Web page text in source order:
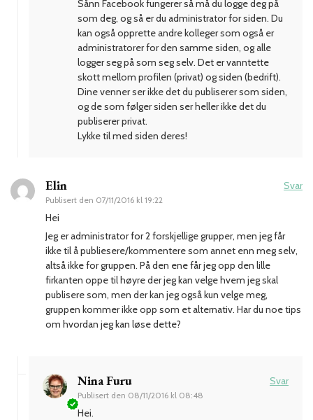
Sånn Facebook fungerer så må du logge deg på
som deg, og så er du administrator for siden. Du
kan også opprette andre kolleger som også er
administratorer for den samme siden, og alle
logger seg på som seg selv. Det er vanntette
skott mellom profilen (privat) og siden (bedrift).
Dine venner ser ikke det du publiserer som siden,
og de som følger siden ser heller ikke det du
publiserer privat.
Lykke til med siden deres!
Elin
Publisert den 07/11/2016 kl 19:22
Svar
Hei
Jeg er administrator for 2 forskjellige grupper, men jeg får
ikke til å publiesere/kommentere som annet enn meg selv,
altså ikke for gruppen. På den ene får jeg opp den lille
firkanten oppe til høyre der jeg kan velge hvem jeg skal
publisere som, men der kan jeg også kun velge meg,
gruppen kommer ikke opp som et alternativ. Har du noe tips
om hvordan jeg kan løse dette?
Nina Furu
Publisert den 08/11/2016 kl 08:48
Svar
Hei.